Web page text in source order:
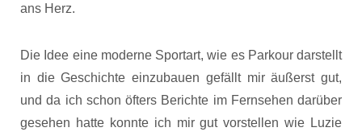
ans Herz.
Die Idee eine moderne Sportart, wie es Parkour darstellt
in die Geschichte einzubauen gefällt mir äußerst gut,
und da ich schon öfters Berichte im Fernsehen darüber
gesehen hatte konnte ich mir gut vorstellen wie Luzie